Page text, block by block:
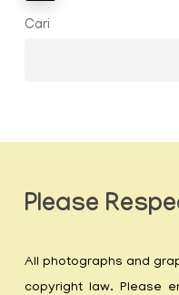
Cari
Please
All photographs and
copyright law. Please